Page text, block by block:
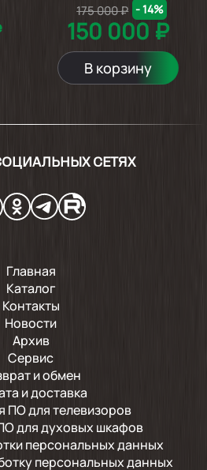
150 000 ₽
175 000 ₽ - 14%
В корзину
СОЦИАЛЬНЫХ СЕТЯХ
Главная
Каталог
Контакты
Новости
Архив
Сервис
и обмен
и доставка
ПО для телевизоров
для духовых шкафов
персональных данных
персональных данных